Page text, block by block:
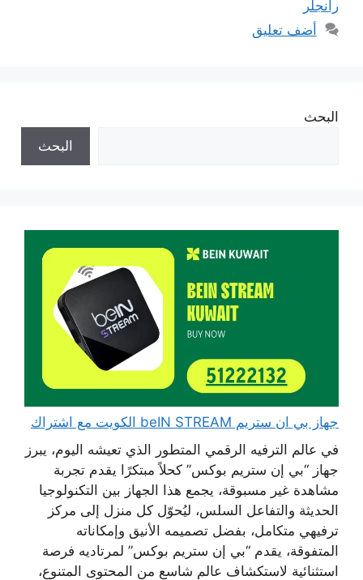
رانجلر
أضف تعليق
البحث
البحث
جهاز بي ان ستريم beIN STREAM الكويت مع اشتراك
في عالم الترفيه الرقمي المتطور الذي تعيشه اليوم، يبرز
جهاز “بي إن ستريم بوكس” كحلاً مبتكرًا يقدم تجربة
مشاهدة غير مسبوقة، يجمع هذا الجهاز بين التكنولوجيا
الحديثة والتفاعل السلس، ليُحوّل كل منزل إلى مركز
ترفيهي متكامل، بفضل تصميمه الأنيق وإمكاناته
المتفوقة، يقدم “بي إن ستريم بوكس” لمرتاديه فرصة
استثنائية لاستكشاف عالمٍ شاسع من المحتوى المتنوع،